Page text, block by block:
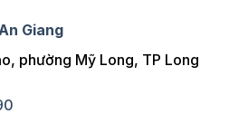
Giang
phường Mỹ Long, TP Long